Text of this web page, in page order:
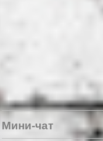
Мини-чат